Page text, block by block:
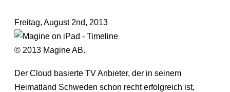
Freitag, August 2nd, 2013
© 2013 Magine AB.
Der Cloud basierte TV Anbieter, der in seinem
Heimatland Schweden schon recht erfolgreich ist,